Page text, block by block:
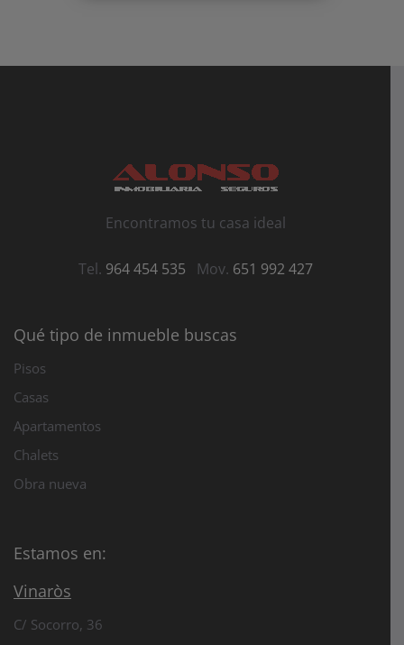
Encontramos tu casa ideal
Tel. 964 454 535 Mov. 651 992 427
Qué tipo de inmueble buscas
Pisos
Casas
Apartamentos
Chalets
Obra nueva
Estamos en:
Vinaròs
C/ Socorro, 36